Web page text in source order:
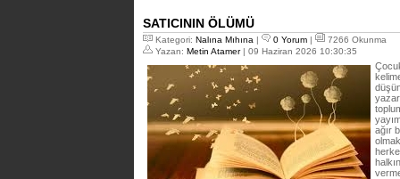
SATICININ ÖLÜMÜ
Kategori: Nalına Mıhına | 0 Yorum |
7266 Okunma
Yazan: Metin Atamer| 09 Haziran 2026 10:30:35
ağır